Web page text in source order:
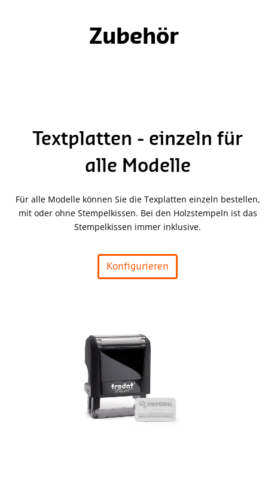
Zubehör
Textplatten - einzeln für
alle Modelle
Für alle Modelle können Sie die Texplatten einzeln bestellen,
mit oder ohne Stempelkissen. Bei den Holzstempeln ist das
Stempelkissen immer inklusive.
Konfigurieren